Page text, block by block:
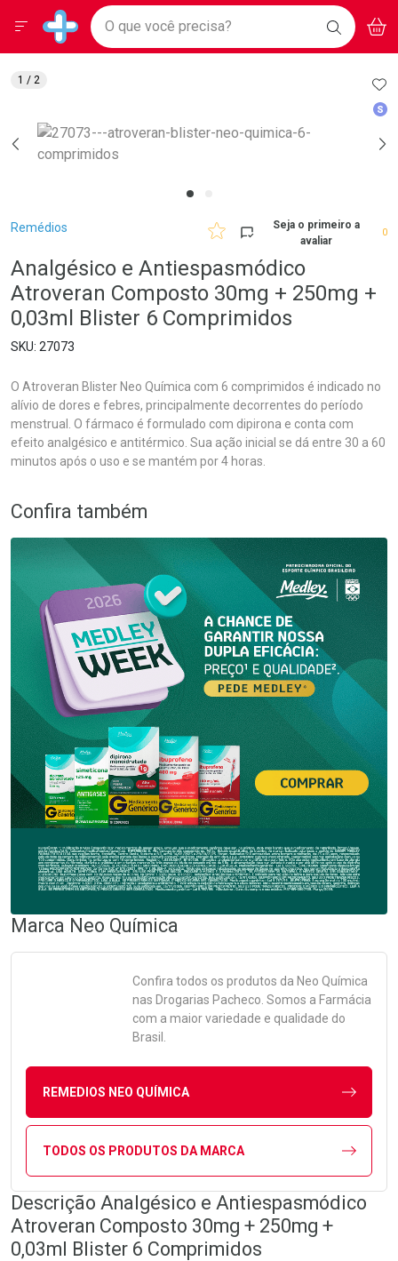
Drogarias Pacheco
Baixe nosso APP e aproveite Ofertas Exclusivas!
BAIXE
O APP
Ir direto para a home
pela página
Ir direto para o conteúdo
Ir direto para a busca
Ir direto para a conta
Ir direto para a notificações
Ir direto para o carrinho
Ir direto para o menu
Faça a sua busca
O que você precisa? BUSCAR
Menu
Breadcrumb
Remédios
Seja o primeiro a
avaliar
0
Analgésico e Antiespasmódico
Atroveran Composto 30mg + 250mg +
0,03ml Blister 6 Comprimidos
27073
O Atroveran Blister Neo Química com 6 comprimidos é indicado no
alívio de dores e febres, principalmente decorrentes do período
menstrual. O fármaco é formulado com dipirona e conta com
efeito analgésico e antitérmico. Sua ação inicial se dá entre 30 a 60
minutos após o uso e se mantém por 4 horas.
1 / 2
Confira também
Marca Neo Química
Confira todos os produtos da Neo Química
nas Drogarias Pacheco. Somos a Farmácia
com a maior variedade e qualidade do
Brasil.
REMEDIOS NEO QUÍMICA
TODOS OS PRODUTOS DA MARCA
Descrição Analgésico e Antiespasmódico
Atroveran Composto 30mg + 250mg +
0,03ml Blister 6 Comprimidos